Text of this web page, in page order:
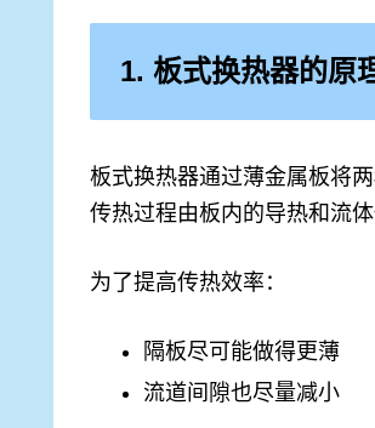
1. 板式换热器的原
板式换热器通过薄金属板将
传热过程由板内的导热和流
为了提高传热效率：
隔板尽可能做得更薄
流道间隙也尽量减小